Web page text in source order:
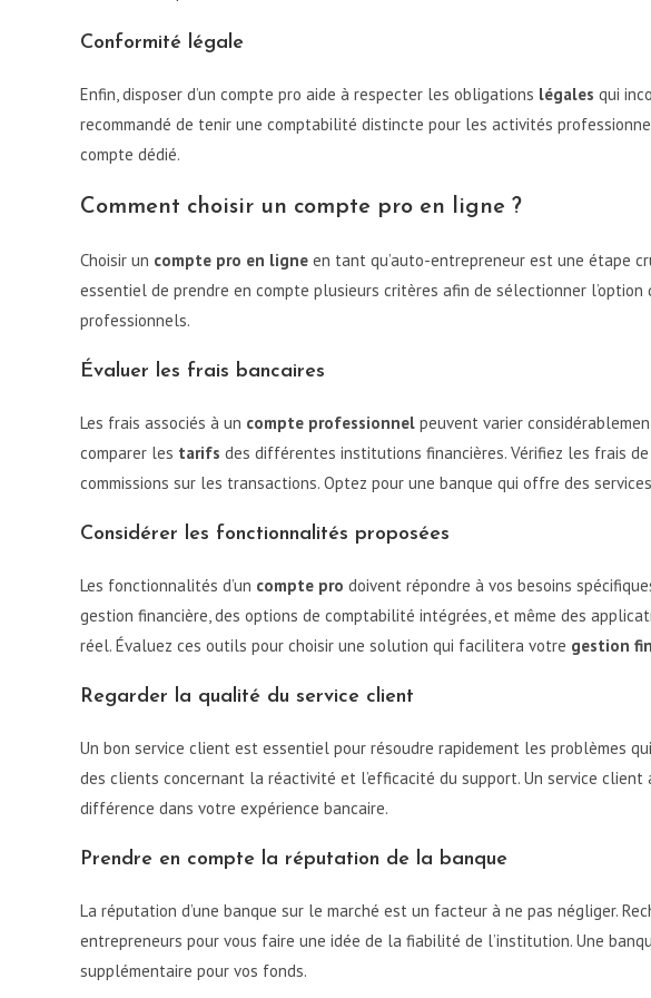
Conformité légale
Enfin, disposer d’un compte pro aide à respecter les obligations légales qui
recommandé de tenir une comptabilité distincte pour les activités
compte dédié.
Comment choisir un compte pro en ligne ?
Choisir un compte pro en ligne en tant qu’auto-entrepreneur est une étape
essentiel de prendre en compte plusieurs critères afin de sélectionner l’option
professionnels.
Évaluer les frais bancaires
Les frais associés à un compte professionnel peuvent varier
comparer les tarifs des différentes institutions financières. Vérifiez les frais
commissions sur les transactions. Optez pour une banque qui offre des
Considérer les fonctionnalités proposées
Les fonctionnalités d’un compte pro doivent répondre à vos besoins
gestion financière, des options de comptabilité intégrées, et même des
réel. Évaluez ces outils pour choisir une solution qui facilitera votre gestion
Regarder la qualité du service client
Un bon service client est essentiel pour résoudre rapidement les problèmes
des clients concernant la réactivité et l’efficacité du support. Un service
différence dans votre expérience bancaire.
Prendre en compte la réputation de la banque
La réputation d’une banque sur le marché est un facteur à ne pas négliger.
entrepreneurs pour vous faire une idée de la fiabilité de l’institution. Une
supplémentaire pour vos fonds.